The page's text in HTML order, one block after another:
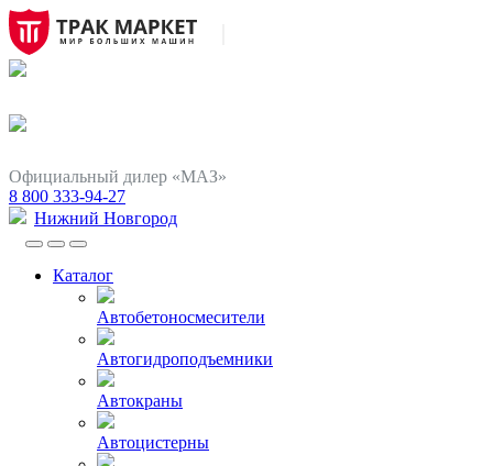
Официальный дилер «МАЗ»
8 800 333-94-27
Нижний Новгород
Каталог
Автобетоносмесители
Автогидроподъемники
Автокраны
Автоцистерны